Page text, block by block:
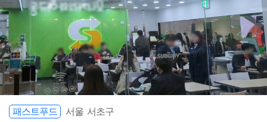
패스트푸드 서울 서초구